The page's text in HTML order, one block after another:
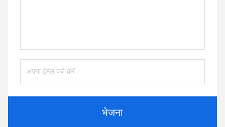
भेजना